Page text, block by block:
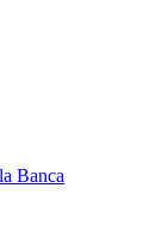
Banca